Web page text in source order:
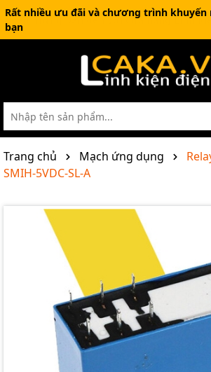
Rất nhiều ưu đãi và chương trình khuyến
bạn
Trang chủ Mạch ứng dụng
SMIH-5VDC-SL-A